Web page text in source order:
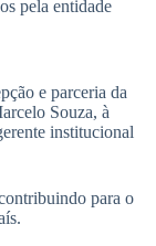
pela entidade
e parceria da
Souza, à
institucional
para o